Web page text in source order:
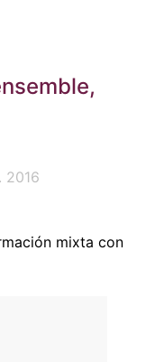
2016
mixta con